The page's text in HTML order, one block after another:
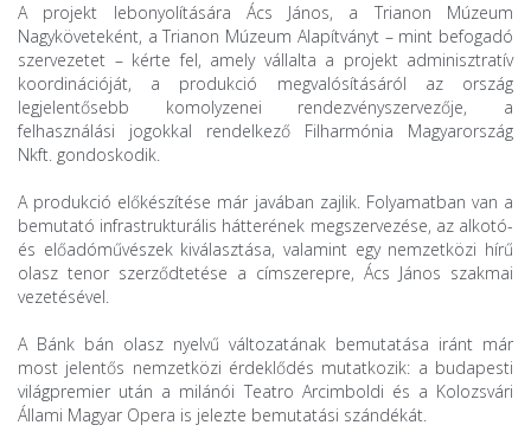
A projekt lebonyolítására Ács János, a Trianon Múzeum
Nagyköveteként, a Trianon Múzeum Alapítványt – mint befogadó
szervezetet – kérte fel, amely vállalta a projekt adminisztratív
koordinációját, a produkció megvalósításáról az ország
legjelentősebb komolyzenei rendezvényszervezője, a
felhasználási jogokkal rendelkező Filharmónia Magyarország
Nkft. gondoskodik.
A produkció előkészítése már javában zajlik. Folyamatban van a
bemutató infrastrukturális hátterének megszervezése, az alkotó-
és előadóművészek kiválasztása, valamint egy nemzetközi hírű
olasz tenor szerződtetése a címszerepre, Ács János szakmai
vezetésével.
A Bánk bán olasz nyelvű változatának bemutatása iránt már
most jelentős nemzetközi érdeklődés mutatkozik: a budapesti
világpremier után a milánói Teatro Arcimboldi és a Kolozsvári
Állami Magyar Opera is jelezte bemutatási szándékát.